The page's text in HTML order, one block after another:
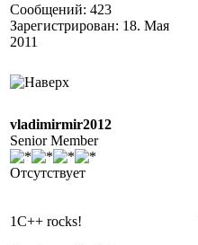
Сообщений: 423
Зарегистрирован: 18. Мая
2011
vladimirmir2012
Senior Member
Отсутствует
1C++ rocks!